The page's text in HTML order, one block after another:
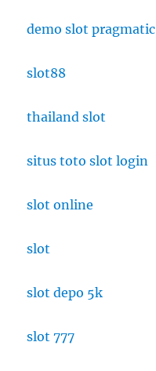
demo slot pragmatic
slot88
thailand slot
situs toto slot login
slot online
slot
slot depo 5k
slot 777